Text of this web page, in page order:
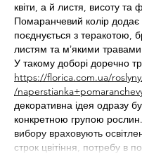
квіти, а й листя, висоту та
Помаранчевий колір додає
поєднується з теракотою,
листям та мʼякими
У такому доборі доречно
https://florica.com.ua/
/
декоративна ідея одразу
конкретною групою
вибору враховують
строк цвітіння, потребу в